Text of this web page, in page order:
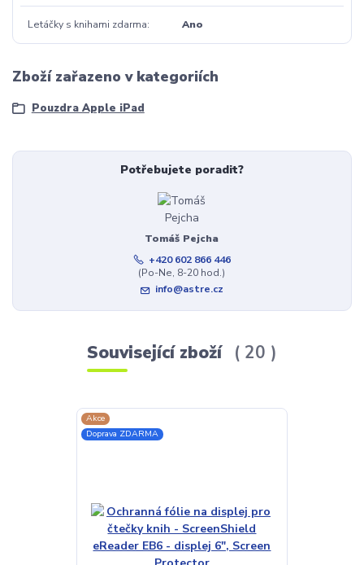
Letáčky s knihami zdarma Ano
Zboží zařazeno v kategoriích
Pouzdra Apple iPad
Potřebujete poradit?
Tomáš Pejcha
+420 602 866 446
(Po-Ne, 8-20 hod.)
info@astre.cz
Související zboží 20
Akce
Doprava ZDARMA